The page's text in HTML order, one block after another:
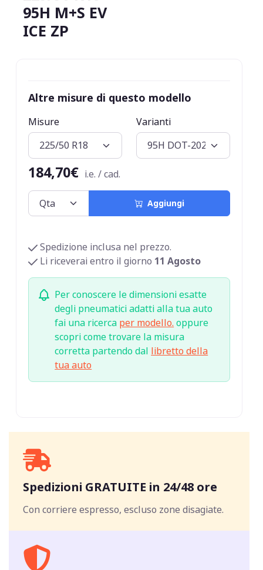
95H M+S EV
ICE ZP
Altre misure di questo modello
Misure Varianti
184,70€ i.e. / cad.
Aggiungi
Spedizione inclusa nel prezzo.
Li riceverai entro il giorno 11 Agosto
Per conoscere le dimensioni esatte
degli pneumatici adatti alla tua auto
fai una ricerca per modello. oppure
scopri come trovare la misura
corretta partendo dal libretto della
tua auto
Spedizioni GRATUITE in 24/48 ore
Con corriere espresso, escluso zone disagiate.